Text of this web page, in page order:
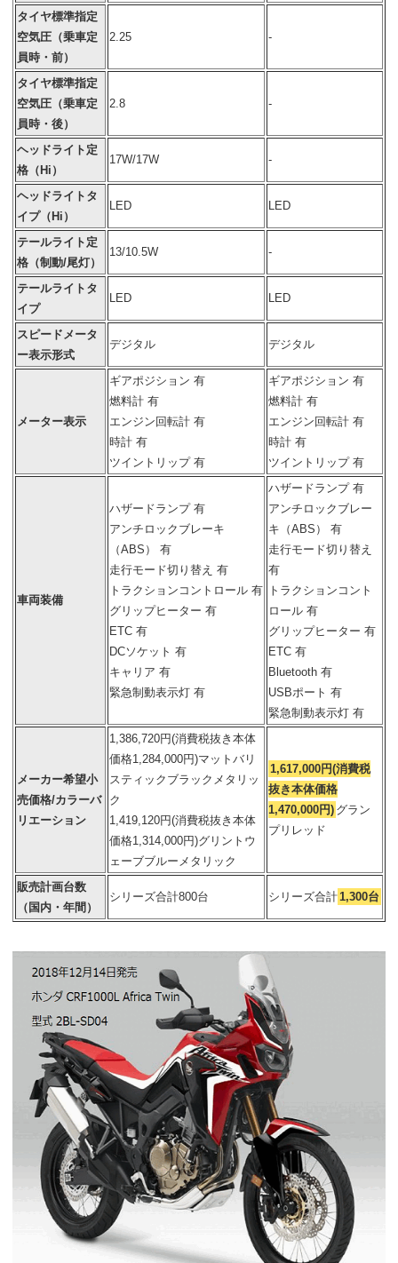
タイヤ標準指定
空気圧（乗車定
員時・前）
2.25 -
タイヤ標準指定
空気圧（乗車定
員時・後）
2.8 -
ヘッドライト定
格（Hi）
17W/17W -
ヘッドライトタ
イプ（Hi）
LED LED
テールライト定
格（制動/尾灯）
13/10.5W -
テールライトタ
イプ
LED LED
スピードメータ
ー表示形式
デジタル デジタル
メーター表示
ギアポジション 有
燃料計 有
エンジン回転計 有
時計 有
ツイントリップ 有
ギアポジション 有
燃料計 有
エンジン回転計 有
時計 有
ツイントリップ 有
車両装備
ハザードランプ 有
アンチロックブレーキ
（ABS） 有
走行モード切り替え 有
トラクションコントロール 有
グリップヒーター 有
ETC 有
DCソケット 有
キャリア 有
緊急制動表示灯 有
ハザードランプ 有
アンチロックブレー
キ（ABS） 有
走行モード切り替え
有
トラクションコント
ロール 有
グリップヒーター 有
ETC 有
Bluetooth 有
USBポート 有
緊急制動表示灯 有
メーカー希望小
売価格/カラーバ
リエーション
1,386,720円(消費税抜き本体
価格1,284,000円)マットバリ
スティックブラックメタリッ
ク
1,419,120円(消費税抜き本体
価格1,314,000円)グリントウ
ェーブブルーメタリック
1,617,000円(消費税
抜き本体価格
1,470,000円) グラン
プリレッド
販売計画台数
（国内・年間）
シリーズ合計800台 シリーズ合計1,300台